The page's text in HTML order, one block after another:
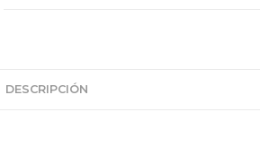
DESCRIPCIÓN